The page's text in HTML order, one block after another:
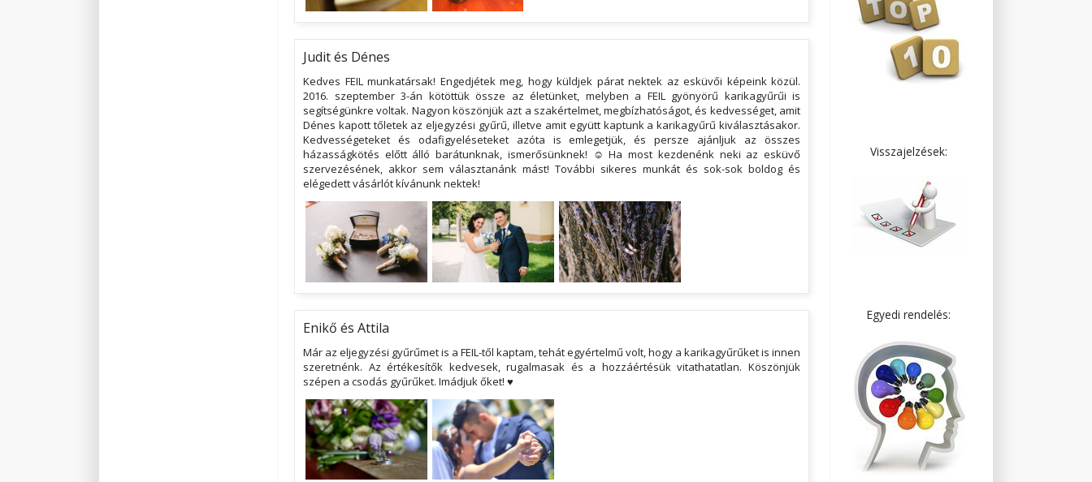
Judit és Dénes
Kedves FEIL munkatársak! Engedjétek meg, hogy küldjek párat nektek az esküvői képeink közül.
2016. szeptember 3-án kötöttük össze az életünket, melyben a FEIL gyönyörű karikagyűrűi is
segítségünkre voltak. Nagyon köszönjük azt a szakértelmet, megbízhatóságot, és kedvességet, amit
Dénes kapott tőletek az eljegyzési gyűrű, illetve amit együtt kaptunk a karikagyűrű kiválasztásakor.
Kedvességeteket és odafigyeléseteket azóta is emlegetjük, és persze ajánljuk az összes
házasságkötés előtt álló barátunknak, ismerősünknek! ☺ Ha most kezdenénk neki az esküvő
szervezésének, akkor sem választanánk mást! További sikeres munkát és sok-sok boldog és
elégedett vásárlót kívánunk nektek!
Enikő és Attila
Már az eljegyzési gyűrűmet is a FEIL-től kaptam, tehát egyértelmű volt, hogy a karikagyűrűket is innen
szeretnénk. Az értékesítők kedvesek, rugalmasak és a hozzáértésük vitathatatlan. Köszönjük
szépen a csodás gyűrűket. Imádjuk őket! ♥
Visszajelzések:
Egyedi rendelés: